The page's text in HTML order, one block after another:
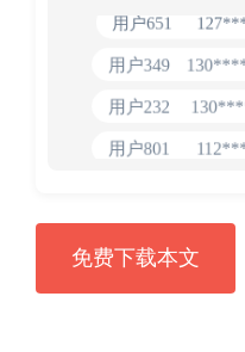
用户651
用户349
用户232
用户801
**dAB
用户987
免费下载本文